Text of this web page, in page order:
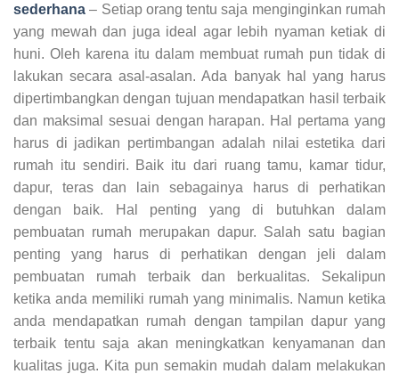
sederhana – Setiap orang tentu saja menginginkan rumah
yang mewah dan juga ideal agar lebih nyaman ketiak di
huni. Oleh karena itu dalam membuat rumah pun tidak di
lakukan secara asal-asalan. Ada banyak hal yang harus
dipertimbangkan dengan tujuan mendapatkan hasil terbaik
dan maksimal sesuai dengan harapan. Hal pertama yang
harus di jadikan pertimbangan adalah nilai estetika dari
rumah itu sendiri. Baik itu dari ruang tamu, kamar tidur,
dapur, teras dan lain sebagainya harus di perhatikan
dengan baik. Hal penting yang di butuhkan dalam
pembuatan rumah merupakan dapur. Salah satu bagian
penting yang harus di perhatikan dengan jeli dalam
pembuatan rumah terbaik dan berkualitas. Sekalipun
ketika anda memiliki rumah yang minimalis. Namun ketika
anda mendapatkan rumah dengan tampilan dapur yang
terbaik tentu saja akan meningkatkan kenyamanan dan
kualitas juga. Kita pun semakin mudah dalam melakukan